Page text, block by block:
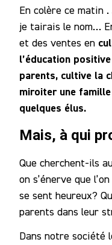
En colère ce matin .
je tairais le nom…
et des ventes en
l’éducation
parents, cultive la
miroiter une
quelques élus.
Mais, à qui
Que cherchent-ils
on s’énerve que
se sent heureux?
parents dans leur
Dans notre société